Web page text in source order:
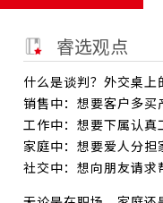
睿选观点
什么是谈判？外交桌
销售中：想要客户多买
工作中：想要下属认真
家庭中：想要爱人分担
社交中：想向朋友请求